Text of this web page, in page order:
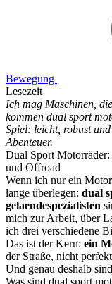
Bewegung
Lesezeit
Ich mag Maschinen,
kommen dual sport
Spiel: leicht, robust
Abenteuer.
Dual Sport Motorräder:
und Offroad
Wenn ich nur ein
lange überlegen: dual
gelaendespezialisten
mich zur Arbeit, über
ich drei verschiedene
Das ist der Kern: ein
der Straße, nicht
Und genau deshalb
Was sind dual sport